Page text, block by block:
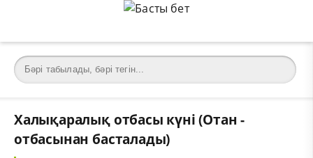
Халықаралық отбасы күні (Отан -
отбасынан басталады)